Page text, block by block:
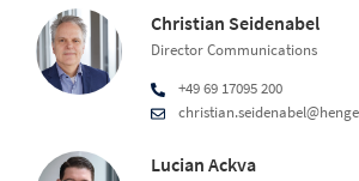
Christian Seidenabel
Director Communications
+49 69 17095 200
Lucian Ackva